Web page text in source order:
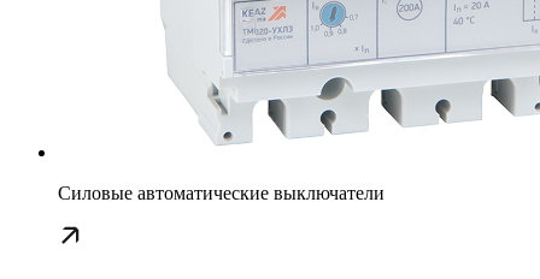
Силовые автоматические выключатели